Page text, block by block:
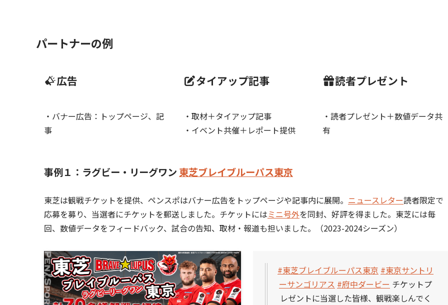
パートナーの例
広告
・バナー広告：トップページ、記
事
タイアップ記事
・取材＋タイアップ記事
・イベント共催＋レポート提供
読者プレゼント
・読者プレゼント＋数値データ共
有
事例１：ラグビー・リーグワン 東芝ブレイブルーパス東京
東芝は観戦チケットを提供、ペンスポはバナー広告をトップページや記事内に展開。 ニュースレター読者限定で
応募を募り、当選者にチケットを郵送しました。チケットにはミニ号外を同封、好評を得ました。東芝には毎
回、数値データをフィードバック、試合の告知、取材・報道も担いました。（2023-2024シーズン）
#東芝ブレイブルーパス東京 #東京サントリ
ーサンゴリアス #府中ダービー チケットプ
レゼントに当選した皆様、観戦楽しんでく